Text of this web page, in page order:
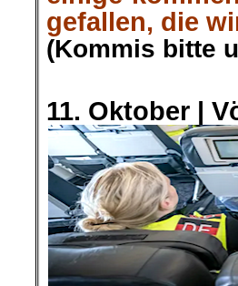
gefallen, die
(Kommis bitte
11. Oktober |